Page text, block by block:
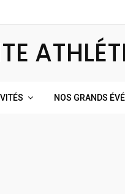
NOS GRANDS